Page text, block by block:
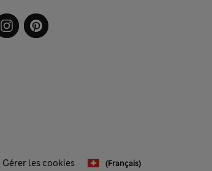
Gérer les cookies (français)